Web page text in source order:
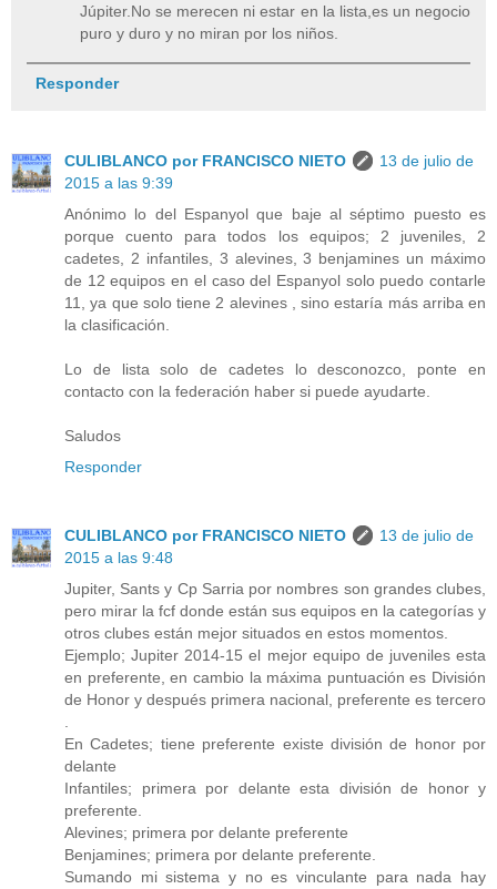
Júpiter.No se merecen ni estar en la lista,es un negocio
puro y duro y no miran por los niños.
Responder
CULIBLANCO por FRANCISCO NIETO
13 de julio de
2015 a las 9:39
Anónimo lo del Espanyol que baje al séptimo puesto es
porque cuento para todos los equipos; 2 juveniles, 2
cadetes, 2 infantiles, 3 alevines, 3 benjamines un máximo
de 12 equipos en el caso del Espanyol solo puedo contarle
11, ya que solo tiene 2 alevines , sino estaría más arriba en
la clasificación.
Lo de lista solo de cadetes lo desconozco, ponte en
contacto con la federación haber si puede ayudarte.
Saludos
Responder
CULIBLANCO por FRANCISCO NIETO
13 de julio de
2015 a las 9:48
Jupiter, Sants y Cp Sarria por nombres son grandes clubes,
pero mirar la fcf donde están sus equipos en la categorías y
otros clubes están mejor situados en estos momentos.
Ejemplo; Jupiter 2014-15 el mejor equipo de juveniles esta
en preferente, en cambio la máxima puntuación es División
de Honor y después primera nacional, preferente es tercero
.
En Cadetes; tiene preferente existe división de honor por
delante
Infantiles; primera por delante esta división de honor y
preferente.
Alevines; primera por delante preferente
Benjamines; primera por delante preferente.
Sumando mi sistema y no es vinculante para nada hay